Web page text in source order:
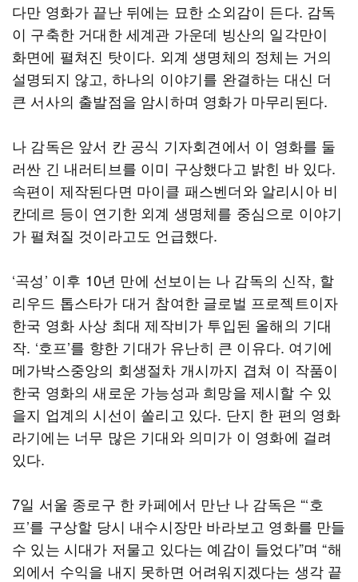
다만 영화가 끝난 뒤에는 묘한 소외감이 든다. 감독
이 구축한 거대한 세계관 가운데 빙산의 일각만이
화면에 펼쳐진 탓이다. 외계 생명체의 정체는 거의
설명되지 않고, 하나의 이야기를 완결하는 대신 더
큰 서사의 출발점을 암시하며 영화가 마무리된다.
나 감독은 앞서 칸 공식 기자회견에서 이 영화를 둘
러싼 긴 내러티브를 이미 구상했다고 밝힌 바 있다.
속편이 제작된다면 마이클 패스벤더와 알리시아 비
칸데르 등이 연기한 외계 생명체를 중심으로 이야기
가 펼쳐질 것이라고도 언급했다.
‘곡성’ 이후 10년 만에 선보이는 나 감독의 신작, 할
리우드 톱스타가 대거 참여한 글로벌 프로젝트이자
한국 영화 사상 최대 제작비가 투입된 올해의 기대
작. ‘호프’를 향한 기대가 유난히 큰 이유다. 여기에
메가박스중앙의 회생절차 개시까지 겹쳐 이 작품이
한국 영화의 새로운 가능성과 희망을 제시할 수 있
을지 업계의 시선이 쏠리고 있다. 단지 한 편의 영화
라기에는 너무 많은 기대와 의미가 이 영화에 걸려
있다.
7일 서울 종로구 한 카페에서 만난 나 감독은 “‘호
프’를 구상할 당시 내수시장만 바라보고 영화를 만들
수 있는 시대가 저물고 있다는 예감이 들었다”며 “해
외에서 수익을 내지 못하면 어려워지겠다는 생각 끝